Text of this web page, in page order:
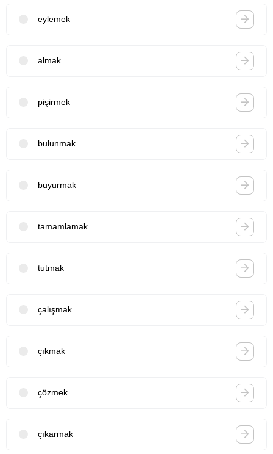
eylemek
almak
pişirmek
bulunmak
buyurmak
tamamlamak
tutmak
çalışmak
çıkmak
çözmek
çıkarmak